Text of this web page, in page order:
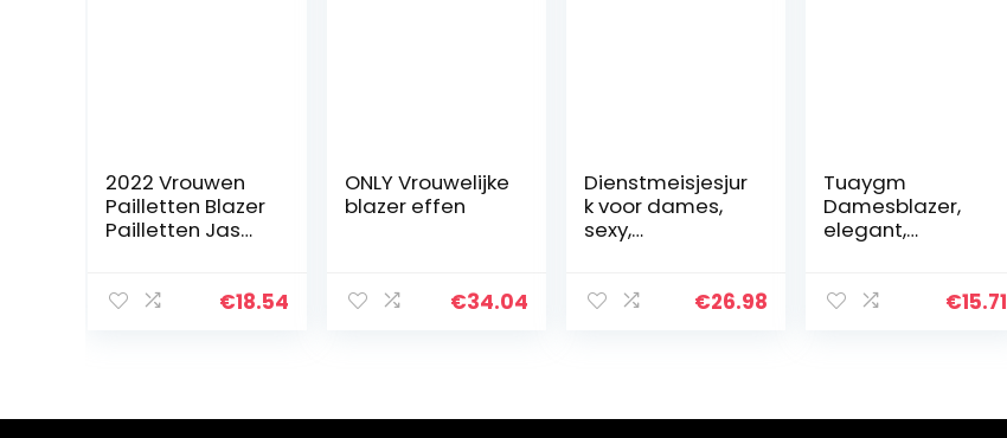
2022 Vrouwen
Pailletten Blazer
Pailletten Jas
Party Glanzende
€18.54
ONLY Vrouwelijke
blazer effen
€34.04
Dienstmeisjesjur
k voor dames,
sexy,
kleding,
A…
€26.98
Tuaygm
Damesblazer,
elegant,
kantoor, lange
revers…
€15.71